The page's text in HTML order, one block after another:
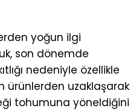
yoğun ilgi
son dönemde
nedeniyle özellikle
ürünlerden uzaklaşarak
tohumuna yöneldiğini